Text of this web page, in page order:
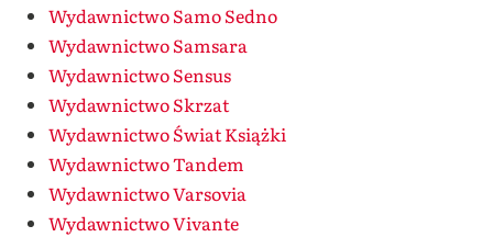
Wydawnictwo Samo Sedno
Wydawnictwo Samsara
Wydawnictwo Sensus
Wydawnictwo Skrzat
Wydawnictwo Świat Książki
Wydawnictwo Tandem
Wydawnictwo Varsovia
Wydawnictwo Vivante